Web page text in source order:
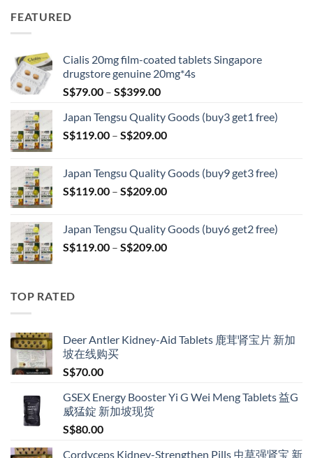
FEATURED
Cialis 20mg film-coated tablets Singapore
drugstore genuine 20mg*4s
S$79.00 – S$399.00Price
S$79.00
through
Japan Tengsu Quality Goods (buy3 get1 free)
S$119.00 – S$209.00Price
through
S$209.00
Japan Tengsu Quality Goods (buy9 get3 free)
S$119.00 – S$209.00Price
through
S$209.00
Japan Tengsu Quality Goods (buy6 get2 free)
S$119.00 – S$209.00Price
TOP RATED
Deer Antler Kidney-Aid Tablets 鹿茸肾宝片 新加
坡在线购买
S$70.00
GSEX Energy Booster Yi G Wei Meng Tablets 益G
威猛錠 新加坡现货
S$80.00
Cordyceps Kidney-Strengthen Pills 虫草强肾宝 新